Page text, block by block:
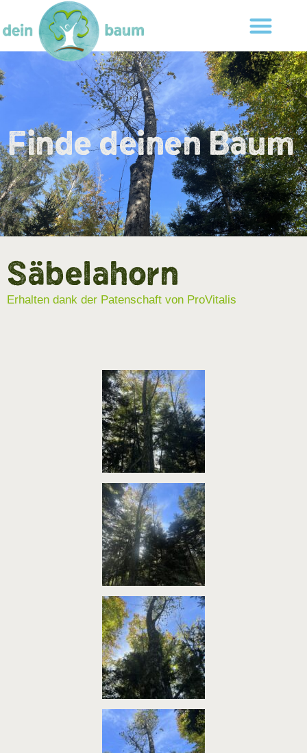
Finde deinen Baum
Säbelahorn
Erhalten dank der Patenschaft von ProVitalis